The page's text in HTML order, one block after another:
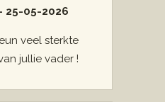
25-05-2026
veel sterkte
jullie vader !